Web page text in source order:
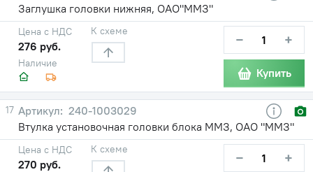
Заглушка головки нижняя, ОАО"ММЗ"
Наличие
Цена с НДС
276 руб.
К схеме − +
Купить
17
240-1003029
Втулка установочная головки блока ММЗ, ОАО "ММЗ"
Цена с НДС
270 руб.
К схеме − +